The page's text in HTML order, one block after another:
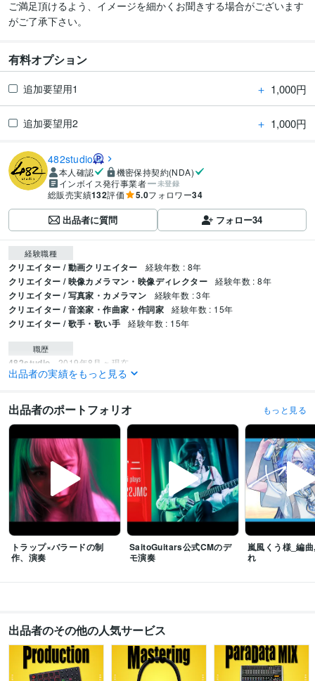
ご満足頂けるよう、イメージを細かくお聞きする場合がございます
がご了承下さい。
有料オプション
追加要望用1 ＋ 1,000円
追加要望用2 ＋ 1,000円
482studio
本人確認
機密保持契約(NDA)
インボイス発行事業者
未登録
総販売実績132評価 5.0フォロワー34
出品者に質問 フォロー34
経験職種
クリエイター / 動画クリエイター 経験年数 : 8年
クリエイター / 映像カメラマン・映像ディレクター 経験年数 : 8年
クリエイター / 写真家・カメラマン 経験年数 : 3年
クリエイター / 音楽家・作曲家・作詞家 経験年数 : 15年
クリエイター / 歌手・歌い手 経験年数 : 15年
職歴
482studio 2019年8月 ~ 現在
Adobe Premiere Pro:10年
Live2D:0年Adobe After Effects:8年
Adobe Dimension:2年
Cubase:10年
得意分野
音楽制作・ナレーション 作詞作曲、編曲、ビートメイク、ミックス
音楽業界 レコーディング ミックス エンジニア
マスタリング
ギタリスト
ベーシスト 作曲 作詞
語学力
英語
出品者の実績をもっと見る
出品者のポートフォリオ もっと見る
トラップ×バラードの制
作、演奏
SaitoGuitars公式CMのデ
モ演奏
嵐風くう様_編
れ
出品者のその他の人気サービス